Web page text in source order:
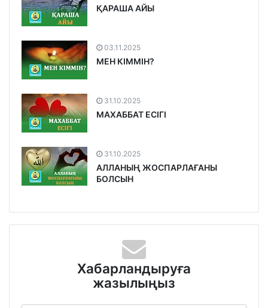
ҚАРАША АЙЫ
03.11.2025
МЕН КІММІН?
31.10.2025
МАХАББАТ ЕСІГІ
31.10.2025
АЛЛАНЫҢ ЖОСПАРЛАҒАНЫ
БОЛСЫН
Хабарландыруға
жазылыңыз